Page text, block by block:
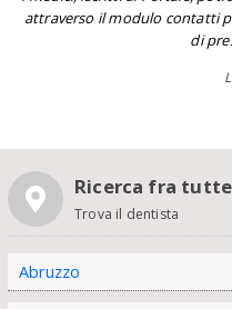
attraverso il modulo contatti
di
Ricerca fra
Trova il dentista
Abruzzo